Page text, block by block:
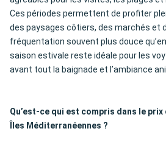
Ces périodes permettent de profiter
des paysages côtiers, des marchés et
fréquentation souvent plus douce
saison estivale reste idéale pour les
avant tout la baignade et l’ambiance
Qu’est-ce qui est compris dans le prix
Îles Méditerranéennes ?